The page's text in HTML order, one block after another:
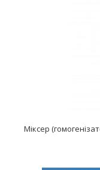
Міксер